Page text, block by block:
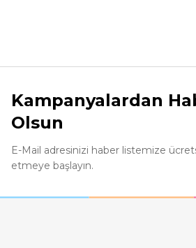
Ürün bilgilerinde hatalar
Ürün fiyatı diğer sitelerden daha
Kampanyalardan
Olsun
E-Mail adresinizi haber listemize
etmeye başlayın.